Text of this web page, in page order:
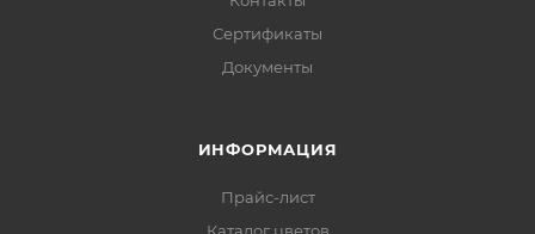
Сертификаты
Документы
ИНФОРМАЦИЯ
Прайс-лист